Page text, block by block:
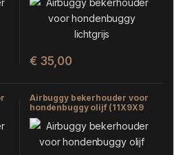
€ 35,00
Airbuggy bekerhouder voor
hondenbuggy olijf (11X9X9
CM)